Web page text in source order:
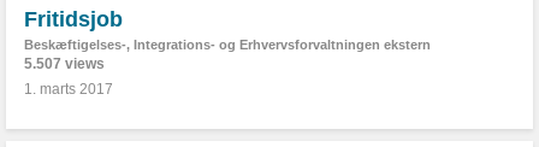
Fritidsjob
Beskæftigelses-, Integrations- og Erhvervsforvaltningen ekstern
5.507 views
1. marts 2017